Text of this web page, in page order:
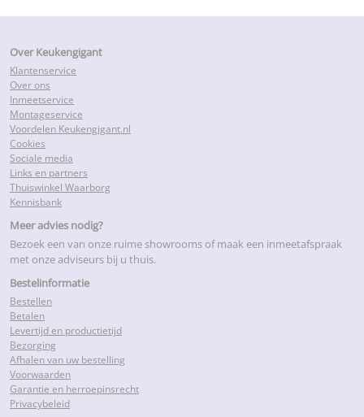
Over Keukengigant
Klantenservice
Over ons
Inmeetservice
Montageservice
Voordelen Keukengigant.nl
Cookies
Sociale media
Links en partners
Thuiswinkel Waarborg
Kennisbank
Meer advies nodig?
Bezoek een van onze ruime showrooms of maak een inmeetafspraak
met onze adviseurs bij u thuis.
Bestelinformatie
Bestellen
Betalen
Levertijd en productietijd
Bezorging
Afhalen van uw bestelling
Voorwaarden
Garantie en herroepinsrecht
Privacybeleid